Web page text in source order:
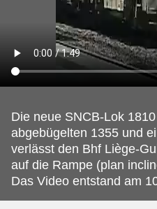
Die neue SNCB-Lok
abgebügelten 1355 und
verlässt den Bhf Liège-
auf die Rampe (plan
Das Video entstand am